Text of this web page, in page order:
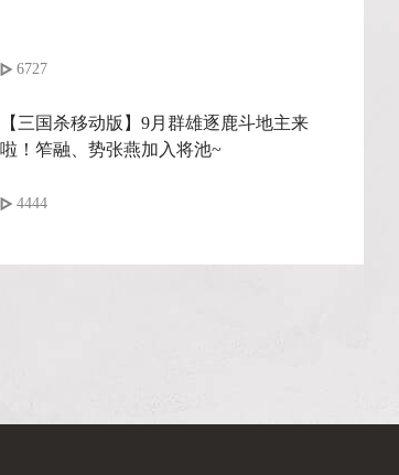
6727
【三国杀移动版】9月群雄逐鹿斗地主来
啦！笮融、势张燕加入将池~
4444